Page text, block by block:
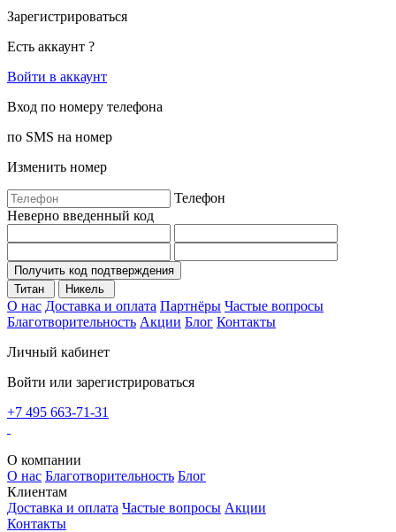
Зарегистрироваться
Есть аккаунт ?
Войти в аккаунт
Вход по номеру телефона
по SMS на номер
Изменить номер
Телефон
Неверно введенный код
Получить код подтверждения
Титан
Никель
О нас Доставка и оплата Партнёры Частые вопросы
Благотворительность Акции Блог Контакты
Личный кабинет
Войти или зарегистрироваться
+7 495 663-71-31
О компании
О нас Благотворительность Блог
Клиентам
Доставка и оплата Частые вопросы Акции
Контакты